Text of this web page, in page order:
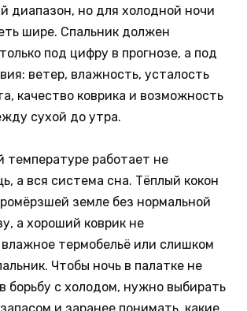
диапазон, но для холодной ночи
шире. Спальник должен
под цифру в прогнозе, а под
ветер, влажность, усталость
качество коврика и возможность
сухой до утра.
температуре работает не
а вся система сна. Тёплый кокон
земле без нормальной
а хороший коврик не
термобельё или слишком
Чтобы ночь в палатке не
борьбу с холодом, нужно выбирать